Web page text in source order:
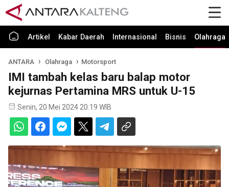
Artikel Kabar Daerah Internasional Bisnis Olahraga
ANTARA Olahraga Motorsport
IMI tambah kelas baru balap motor
kejurnas Pertamina MRS untuk U-15
Senin, 20 Mei 2024 20:19 WIB